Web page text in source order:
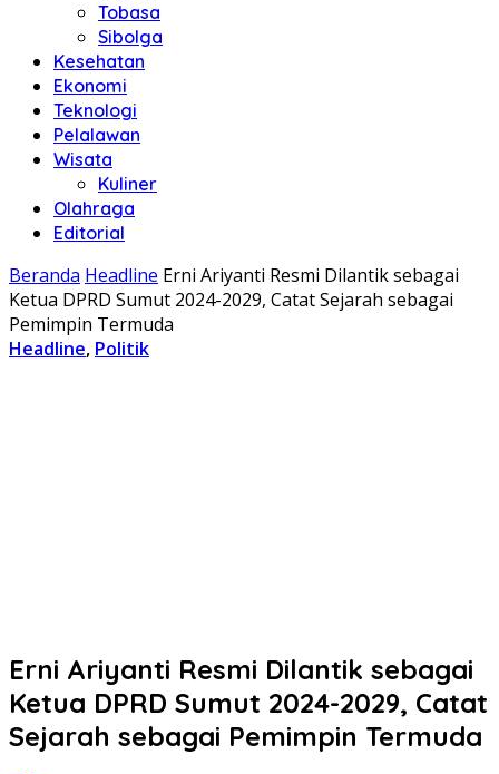
Tobasa
Sibolga
Kesehatan
Ekonomi
Teknologi
Pelalawan
Wisata
Kuliner
Olahraga
Editorial
Beranda Headline Erni Ariyanti Resmi Dilantik sebagai
Ketua DPRD Sumut 2024-2029, Catat Sejarah sebagai
Pemimpin Termuda
Headline, Politik
Erni Ariyanti Resmi Dilantik sebagai
Ketua DPRD Sumut 2024-2029, Catat
Sejarah sebagai Pemimpin Termuda